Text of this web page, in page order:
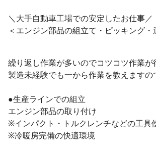
＼大手自動車工場での安定したお仕事／
＜エンジン部品の組立て・ピッキング・
繰り返し作業が多いのでコツコツ作業
製造未経験でも一から作業を教えますの
●生産ラインでの組立
エンジン部品の取り付け
※インパクト・トルクレンチなどの工具
※冷暖房完備の快適環境